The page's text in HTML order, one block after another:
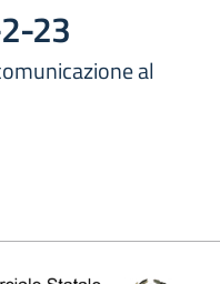
23
al